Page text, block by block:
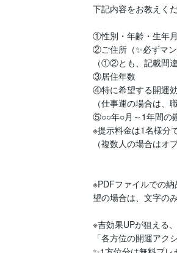
下記内容をお教えく
①性別・年齢・生年
②ご住所（✨必ずマン
（①②とも、記載間
③居住年数
④特に希望する開運
（仕事運の場合は、
⑤○○年○月～1年間の
※提示料金は1名様分
（複数人の場合はオ
※PDFファイルでの
望の場合は、文字の
※吉効果UPが狙える、
「各方位の開運アク